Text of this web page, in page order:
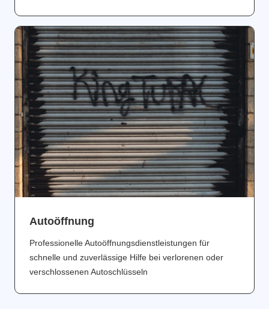
Аutoöffnung
Professionelle Autoöffnungsdienstleistungen für
schnelle und zuverlässige Hilfe bei verlorenen oder
verschlossenen Autoschlüsseln